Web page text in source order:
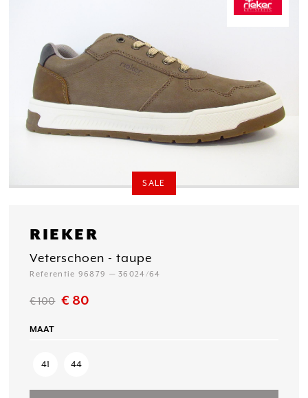
SALE
RIEKER
Veterschoen - taupe
Referentie 96879 — 36024/64
€ 100 € 80
MAAT
41 44